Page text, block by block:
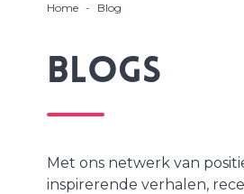
Home - Blog
Blogs
Met ons netwerk van
inspirerende verhalen,